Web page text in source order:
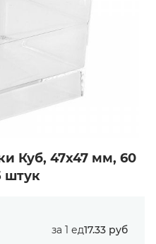
Куб, 47х47 мм, 60
штук
за 1 ед17.33 руб